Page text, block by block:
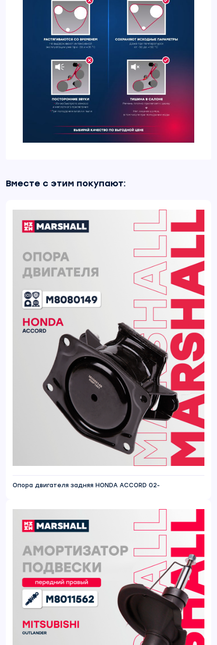
Вместе с этим покупают:
Опора двигателя задняя HONDA ACCORD 02-